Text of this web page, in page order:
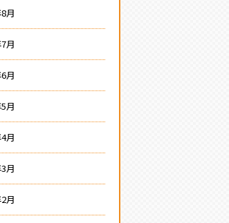
月
月
月
月
月
月
月